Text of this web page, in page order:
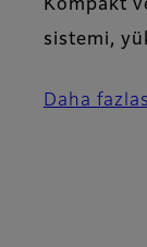
Kompakt
sistemi,
Daha